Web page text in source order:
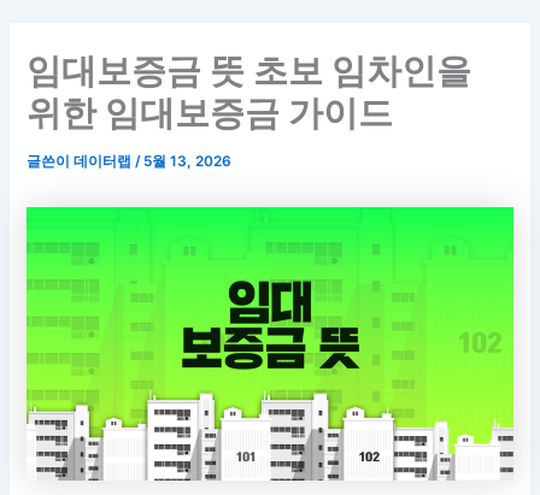
임대보증금 뜻 초보 임차인을
위한 임대보증금 가이드
글쓴이데이터랩/ 5월 13, 2026